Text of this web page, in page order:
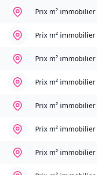
Prix m² immobilier
Prix m² immobilier
Prix m² immobilier
Prix m² immobilier
Prix m² immobilier
Prix m² immobilier
Prix m² immobilier